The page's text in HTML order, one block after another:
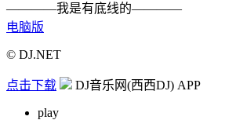
————我是有底线的————
电脑版
© DJ.NET
点击下载 DJ音乐网(西西DJ) APP
play